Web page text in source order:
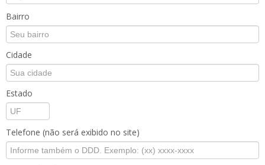
Bairro
Cidade
Estado
Telefone (não será exibido no site)